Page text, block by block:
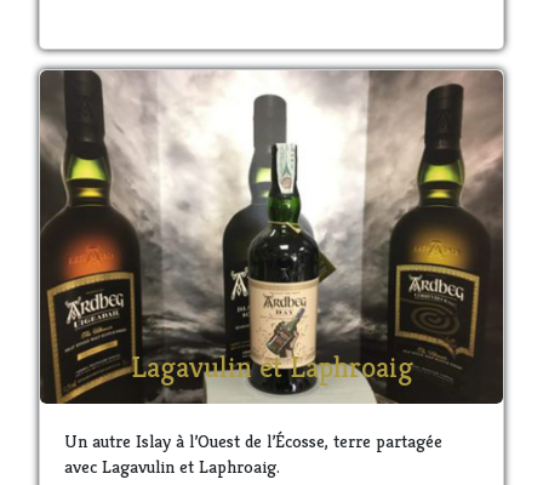
Lagavulin et Laphroaig
Un autre Islay à l’Ouest de l’Écosse, terre partagée
avec Lagavulin et Laphroaig.